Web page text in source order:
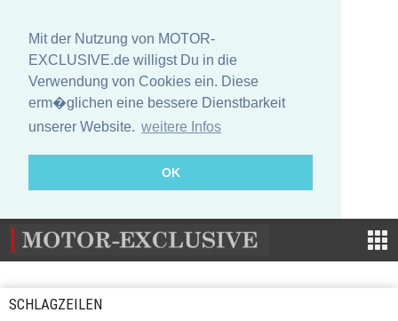
Mit der Nutzung von MOTOR-
EXCLUSIVE.de willigst Du in die
Verwendung von Cookies ein. Diese
erm�glichen eine bessere Dienstbarkeit
unserer Website. weitere Infos
OK
SCHLAGZEILEN